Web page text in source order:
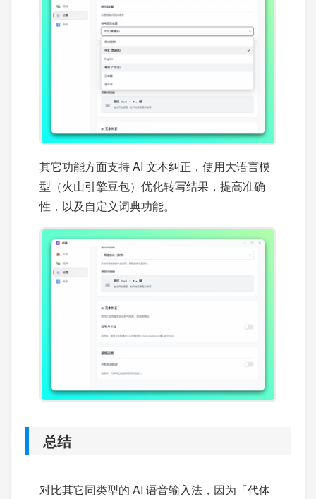
其它功能方面支持 AI 文本纠正，使用大语言模
型（火山引擎豆包）优化转写结果，提高准确
性，以及自定义词典功能。
总结
对比其它同类型的 AI 语音输入法，因为「代体